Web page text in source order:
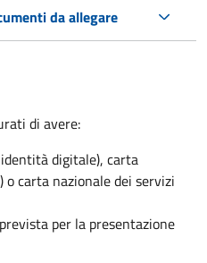
da allegare
di avere:
digitale), carta
o carta nazionale dei servizi
per la presentazione